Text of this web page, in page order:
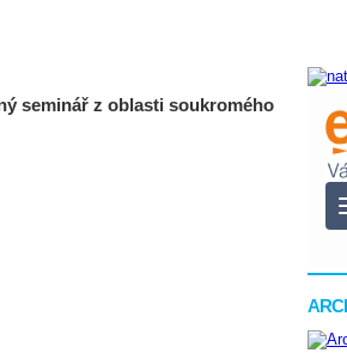
seminář z oblasti soukromého